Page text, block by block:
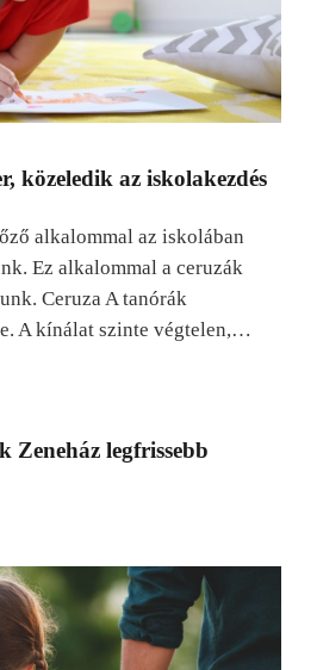
közeledik az iskolakezdés
alkalommal az iskolában
Ez alkalommal a ceruzák
Ceruza A tanórák
A kínálat szinte végtelen,…
Zeneház legfrissebb